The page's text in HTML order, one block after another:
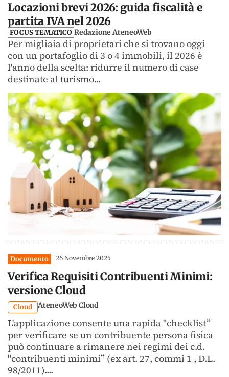
Locazioni brevi 2026: guida fiscalità e
partita IVA nel 2026
FOCUS TEMATICO Redazione AteneoWeb
Per migliaia di proprietari che si trovano oggi
con un portafoglio di 3 o 4 immobili, il 2026 è
l'anno della scelta: ridurre il numero di case
destinate al turismo...
Documento 26 Novembre 2025
Verifica Requisiti Contribuenti Minimi:
versione Cloud
Cloud AteneoWeb Cloud
L'applicazione consente una rapida "checklist”
per verificare se un contribuente persona fisica
può continuare a rimanere nei regimi dei c.d.
"contribuenti minimi” (ex art. 27, commi 1 , D.L.
98/2011)....